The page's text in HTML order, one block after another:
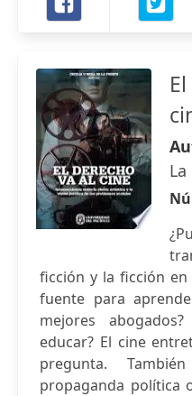
ficción y la ficción en
fuente para
mejores
educar? El cine
pregunta.
propaganda política